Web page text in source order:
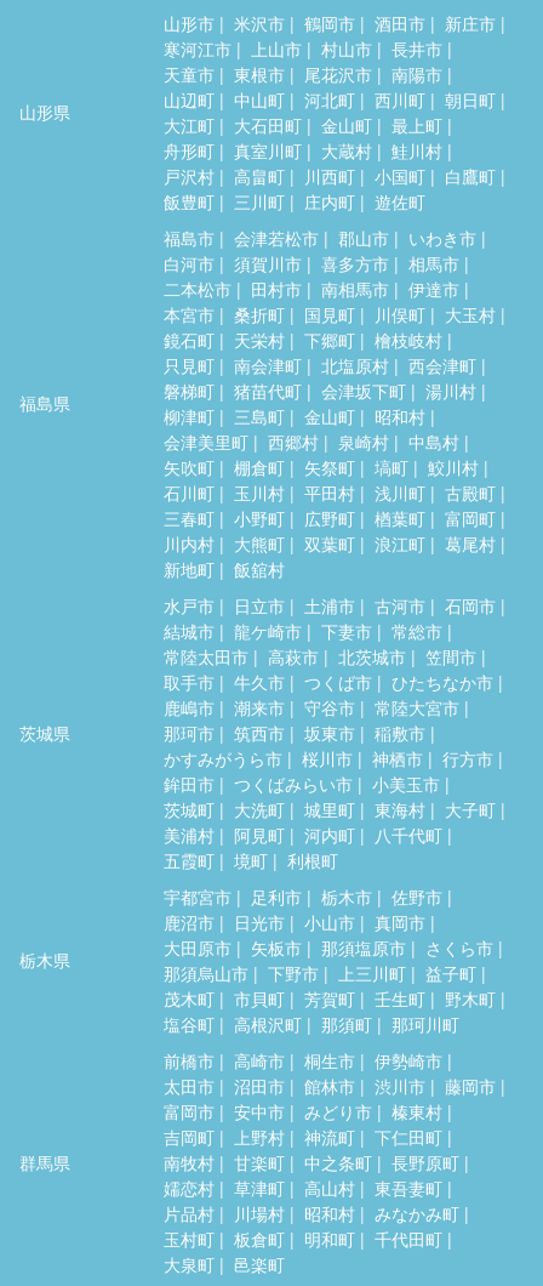
山形県
山形市 米沢市 鶴岡市 酒田市
新庄市
寒河江市
上山市 村山市
長井市
天童市
東根市 尾花沢市
南陽市
山辺町
中山町 河北町 西川町
朝日町
大江町
大石田町 金山町
最上町
舟形町
真室川町 大蔵村
鮭川村
戸沢村
高畠町 川西町 小国町
白鷹町
飯豊町
三川町 庄内町 遊佐町
福島県
福島市 会津若松市 郡山市
いわき市
白河市
須賀川市 喜多方市
相馬市
二本松市
田村市 南相馬市
伊達市
本宮市
桑折町 国見町 川俣町
大玉村
鏡石町
天栄村 下郷町
檜枝岐村
只見町
南会津町 北塩原村
西会津町
磐梯町
猪苗代町 会津坂下町
湯川村
柳津町
三島町 金山町
昭和村
会津美里町
西郷村 泉崎村
中島村
矢吹町
棚倉町 矢祭町 塙町
鮫川村
石川町
玉川村 平田村 浅川町
古殿町
三春町
小野町 広野町 楢葉町
富岡町
川内村
大熊町 双葉町 浪江町
葛尾村
新地町
飯舘村
茨城県
水戸市 日立市 土浦市 古河市
石岡市
結城市
龍ケ崎市 下妻市
常総市
常陸太田市
高萩市 北茨城市
笠間市
取手市
牛久市 つくば市
ひたちなか市
鹿嶋市
潮来市 守谷市
常陸大宮市
那珂市
筑西市 坂東市
稲敷市
かすみがうら市
桜川市 神栖市
行方市
鉾田市
つくばみらい市
小美玉市
茨城町
大洗町 城里町 東海村
大子町
美浦村
阿見町 河内町
八千代町
五霞町
境町 利根町
栃木県
宇都宮市 足利市 栃木市
佐野市
鹿沼市
日光市 小山市
真岡市
大田原市
矢板市 那須塩原市
さくら市
那須烏山市
下野市 上三川町
益子町
茂木町
市貝町 芳賀町 壬生町
野木町
塩谷町
高根沢町 那須町 那珂川町
群馬県
前橋市 高崎市 桐生市
伊勢崎市
太田市
沼田市 館林市 渋川市
藤岡市
富岡市
安中市 みどり市
榛東村
吉岡町
上野村 神流町
下仁田町
南牧村
甘楽町 中之条町
長野原町
嬬恋村
草津町 高山村
東吾妻町
片品村
川場村 昭和村
みなかみ町
玉村町
板倉町 明和町
千代田町
大泉町
邑楽町